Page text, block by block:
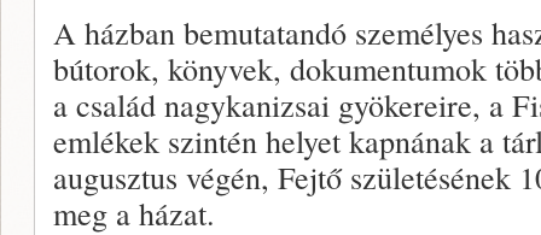
A házban bemutatandó személyes
bútorok, könyvek, dokumentumok
a család nagykanizsai gyökereire, a
emlékek szintén helyet kapnának a
augusztus végén, Fejtő születésének
meg a házat.